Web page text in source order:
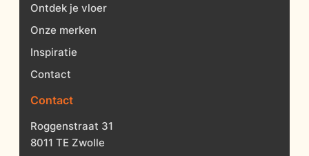
Ontdek je vloer
Onze merken
Inspiratie
Contact
Contact
Roggenstraat 31
8011 TE Zwolle